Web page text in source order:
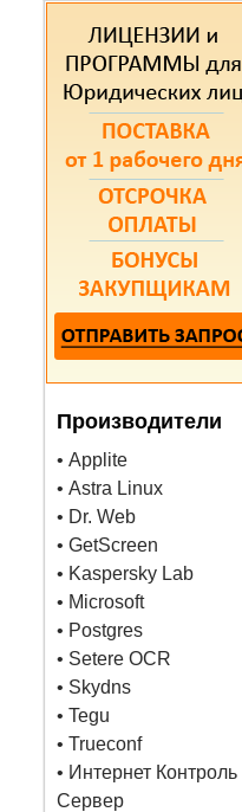
Производители
• Applite
• Astra Linux
• Dr. Web
• GetScreen
• Kaspersky Lab
• Microsoft
• Postgres
• Setere OCR
• Skydns
• Tegu
• Trueconf
• Интернет Контроль
Сервер